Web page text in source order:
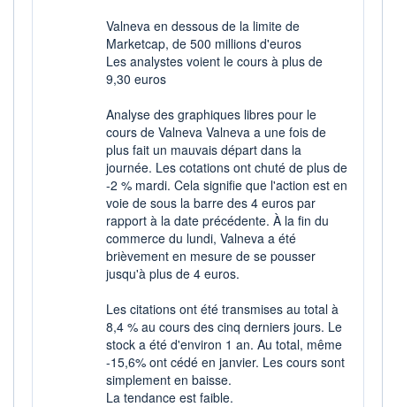
RENDEMENT
ESTIMÉ 2026
PER ESTIMÉ
2026
-
-
DIVIDENDE
ÉLIGIBILITÉ
PEA
BOURSOVIE LUX
CTO BUSINESS
22H
RISQUE ESG
25,6/100 (moyen)
+ PORTEFEUILLE + LISTE
Valneva en dessous de la limite de
Marketcap, de 500 millions d'euros
Les analystes voient le cours à plus de
9,30 euros
Analyse des graphiques libres pour le
cours de Valneva Valneva a une fois de
plus fait un mauvais départ dans la
journée. Les cotations ont chuté de plus de
-2 % mardi. Cela signifie que l'action est en
voie de sous la barre des 4 euros par
rapport à la date précédente. À la fin du
commerce du lundi, Valneva a été
brièvement en mesure de se pousser
jusqu'à plus de 4 euros.
Les citations ont été transmises au total à
8,4 % au cours des cinq derniers jours. Le
stock a été d'environ 1 an. Au total, même
-15,6% ont cédé en janvier. Les cours sont
simplement en baisse.
La tendance est faible.